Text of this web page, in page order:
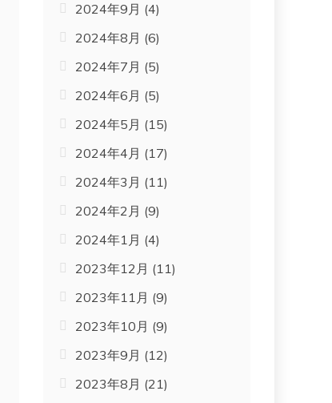
2024年9月 (4)
2024年8月 (6)
2024年7月 (5)
2024年6月 (5)
2024年5月 (15)
2024年4月 (17)
2024年3月 (11)
2024年2月 (9)
2024年1月 (4)
2023年12月 (11)
2023年11月 (9)
2023年10月 (9)
2023年9月 (12)
2023年8月 (21)